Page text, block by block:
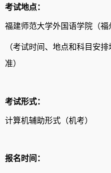
考试地点：
福建师范大学外国语学院（福
（考试时间、地点和科目安排
准）
考试形式：
计算机辅助形式（机考）
报名时间：